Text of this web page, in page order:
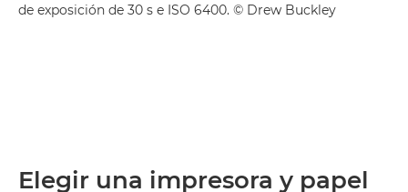
de exposición de 30 s e ISO 6400. © Drew Buckley
Elegir una impresora y papel